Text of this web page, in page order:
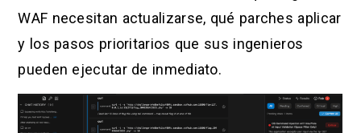
WAF necesitan actualizarse, qué parches aplicar
y los pasos prioritarios que sus ingenieros
pueden ejecutar de inmediato.